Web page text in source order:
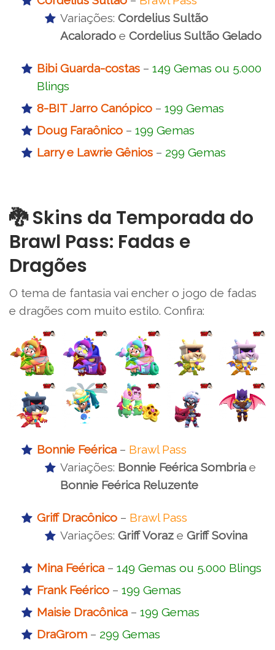
Variações: Cordelius Sultão
Acalorado e Cordelius Sultão Gelado
Bibi Guarda-costas – 149 Gemas ou 5.000
Blings
8-BIT Jarro Canópico – 199 Gemas
Doug Faraônico – 199 Gemas
Larry e Lawrie Gênios – 299 Gemas
🐉 Skins da Temporada do
Brawl Pass: Fadas e
Dragões
O tema de fantasia vai encher o jogo de fadas
e dragões com muito estilo. Confira:
Bonnie Feérica – Brawl Pass
Variações: Bonnie Feérica Sombria e
Bonnie Feérica Reluzente
Griff Dracônico – Brawl Pass
Variações: Griff Voraz e Griff Sovina
Mina Feérica – 149 Gemas ou 5.000 Blings
Frank Feérico – 199 Gemas
Maisie Dracônica – 199 Gemas
DraGrom – 299 Gemas